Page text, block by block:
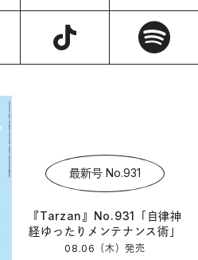
最新号 No.931
『Tarzan』No.931「自律神
経ゆったりメンテナンス術」
08.06（木）発売